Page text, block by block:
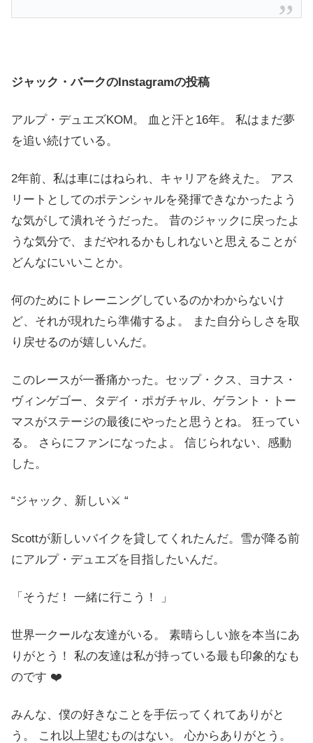
ジャック・バークのInstagramの投稿
アルプ・デュエズKOM。 血と汗と16年。 私はまだ夢
を追い続けている。
2年前、私は車にはねられ、キャリアを終えた。 アス
リートとしてのポテンシャルを発揮できなかったよう
な気がして潰れそうだった。 昔のジャックに戻ったよ
うな気分で、まだやれるかもしれないと思えることが
どんなにいいことか。
何のためにトレーニングしているのかわからないけ
ど、それが現れたら準備するよ。 また自分らしさを取
り戻せるのが嬉しいんだ。
このレースが一番痛かった。セップ・クス、ヨナス・
ヴィンゲゴー、タデイ・ポガチャル、ゲラント・トー
マスがステージの最後にやったと思うとね。 狂ってい
る。 さらにファンになったよ。 信じられない、感動
した。
“ジャック、新しい⚔️ “
Scottが新しいバイクを貸してくれたんだ。雪が降る前
にアルプ・デュエズを目指したいんだ。
「そうだ！ 一緒に行こう！ 」
世界一クールな友達がいる。 素晴らしい旅を本当にあ
りがとう！ 私の友達は私が持っている最も印象的なも
のです ❤️
みんな、僕の好きなことを手伝ってくれてありがと
う。 これ以上望むものはない。 心からありがとう。